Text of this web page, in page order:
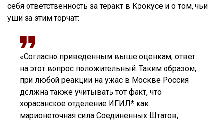
себя ответственность за теракт в Крокусе и о том, чьи
уши за этим торчат:
«Согласно приведенным выше оценкам, ответ
на этот вопрос положительный. Таким образом,
при любой реакции на ужас в Москве Россия
должна также учитывать тот факт, что
хорасанское отделение ИГИЛ* как
марионеточная сила Соединенных Штатов,